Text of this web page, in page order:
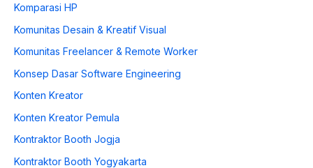
Komparasi HP
Komunitas Desain & Kreatif Visual
Komunitas Freelancer & Remote Worker
Konsep Dasar Software Engineering
Konten Kreator
Konten Kreator Pemula
Kontraktor Booth Jogja
Kontraktor Booth Yogyakarta